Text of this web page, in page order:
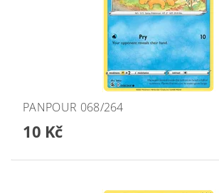
PANPOUR 068/264
10 Kč